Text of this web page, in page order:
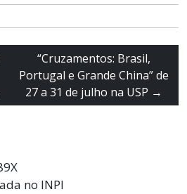
“Cruzamentos: Brasil,
Portugal e Grande China” de
27 a 31 de julho na USP →
no INPI